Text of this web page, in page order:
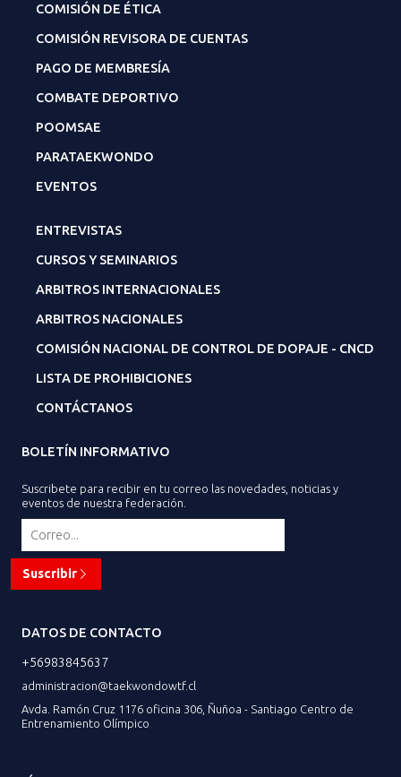
COMISIÓN DE ÉTICA
COMISIÓN REVISORA DE CUENTAS
PAGO DE MEMBRESÍA
COMBATE DEPORTIVO
POOMSAE
PARATAEKWONDO
EVENTOS
ENTREVISTAS
CURSOS Y SEMINARIOS
ARBITROS INTERNACIONALES
ARBITROS NACIONALES
COMISIÓN NACIONAL DE CONTROL DE DOPAJE - CNCD
LISTA DE PROHIBICIONES
CONTÁCTANOS
BOLETÍN INFORMATIVO
Suscribete para recibir en tu correo las novedades, noticias y
eventos de nuestra federación.
Suscribir
DATOS DE CONTACTO
+56983845637
administracion@taekwondowtf.cl
Avda. Ramón Cruz 1176 oficina 306, Ñuñoa - Santiago Centro de
Entrenamiento Olímpico